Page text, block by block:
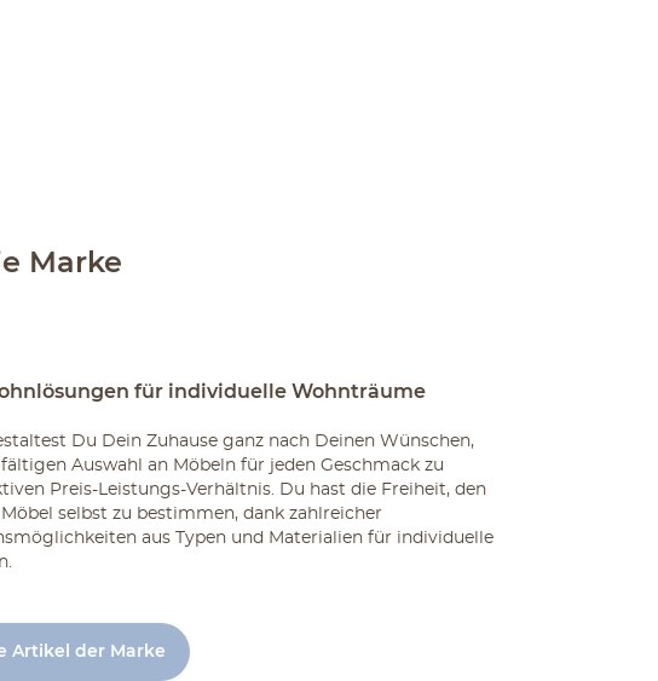
Marke
für individuelle Wohnträume
Du Dein Zuhause ganz nach Deinen Wünschen,
Auswahl an Möbeln für jeden Geschmack zu
Preis-Leistungs-Verhältnis. Du hast die Freiheit, den
selbst zu bestimmen, dank zahlreicher
aus Typen und Materialien für individuelle
Artikel der Marke